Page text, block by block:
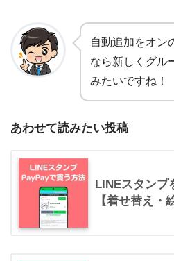
自動追加をオン
なら新しくグル
みたいですね！
あわせて読みたい投稿
LINEスタンプ
【着せ替え・